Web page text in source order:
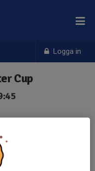
Logga in
Cup
de spelare som ska
kallas till träning med